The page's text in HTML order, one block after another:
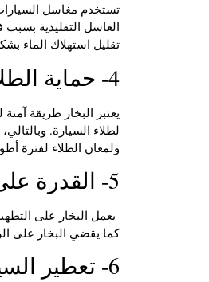
تستخدم مغاسل
الغاسل التقليدية بسبب
تقليل استهلاك الماء
4- حماية الطلاء:
يعتبر البخار طريقة
لطلاء السيارة.
ولمعان الطلاء لفترة
5- القدرة على التعقيم:
يعمل البخار على
كما يقضي البخار على
6- تعطير السيارة: